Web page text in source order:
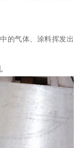
的气体、涂料挥发出